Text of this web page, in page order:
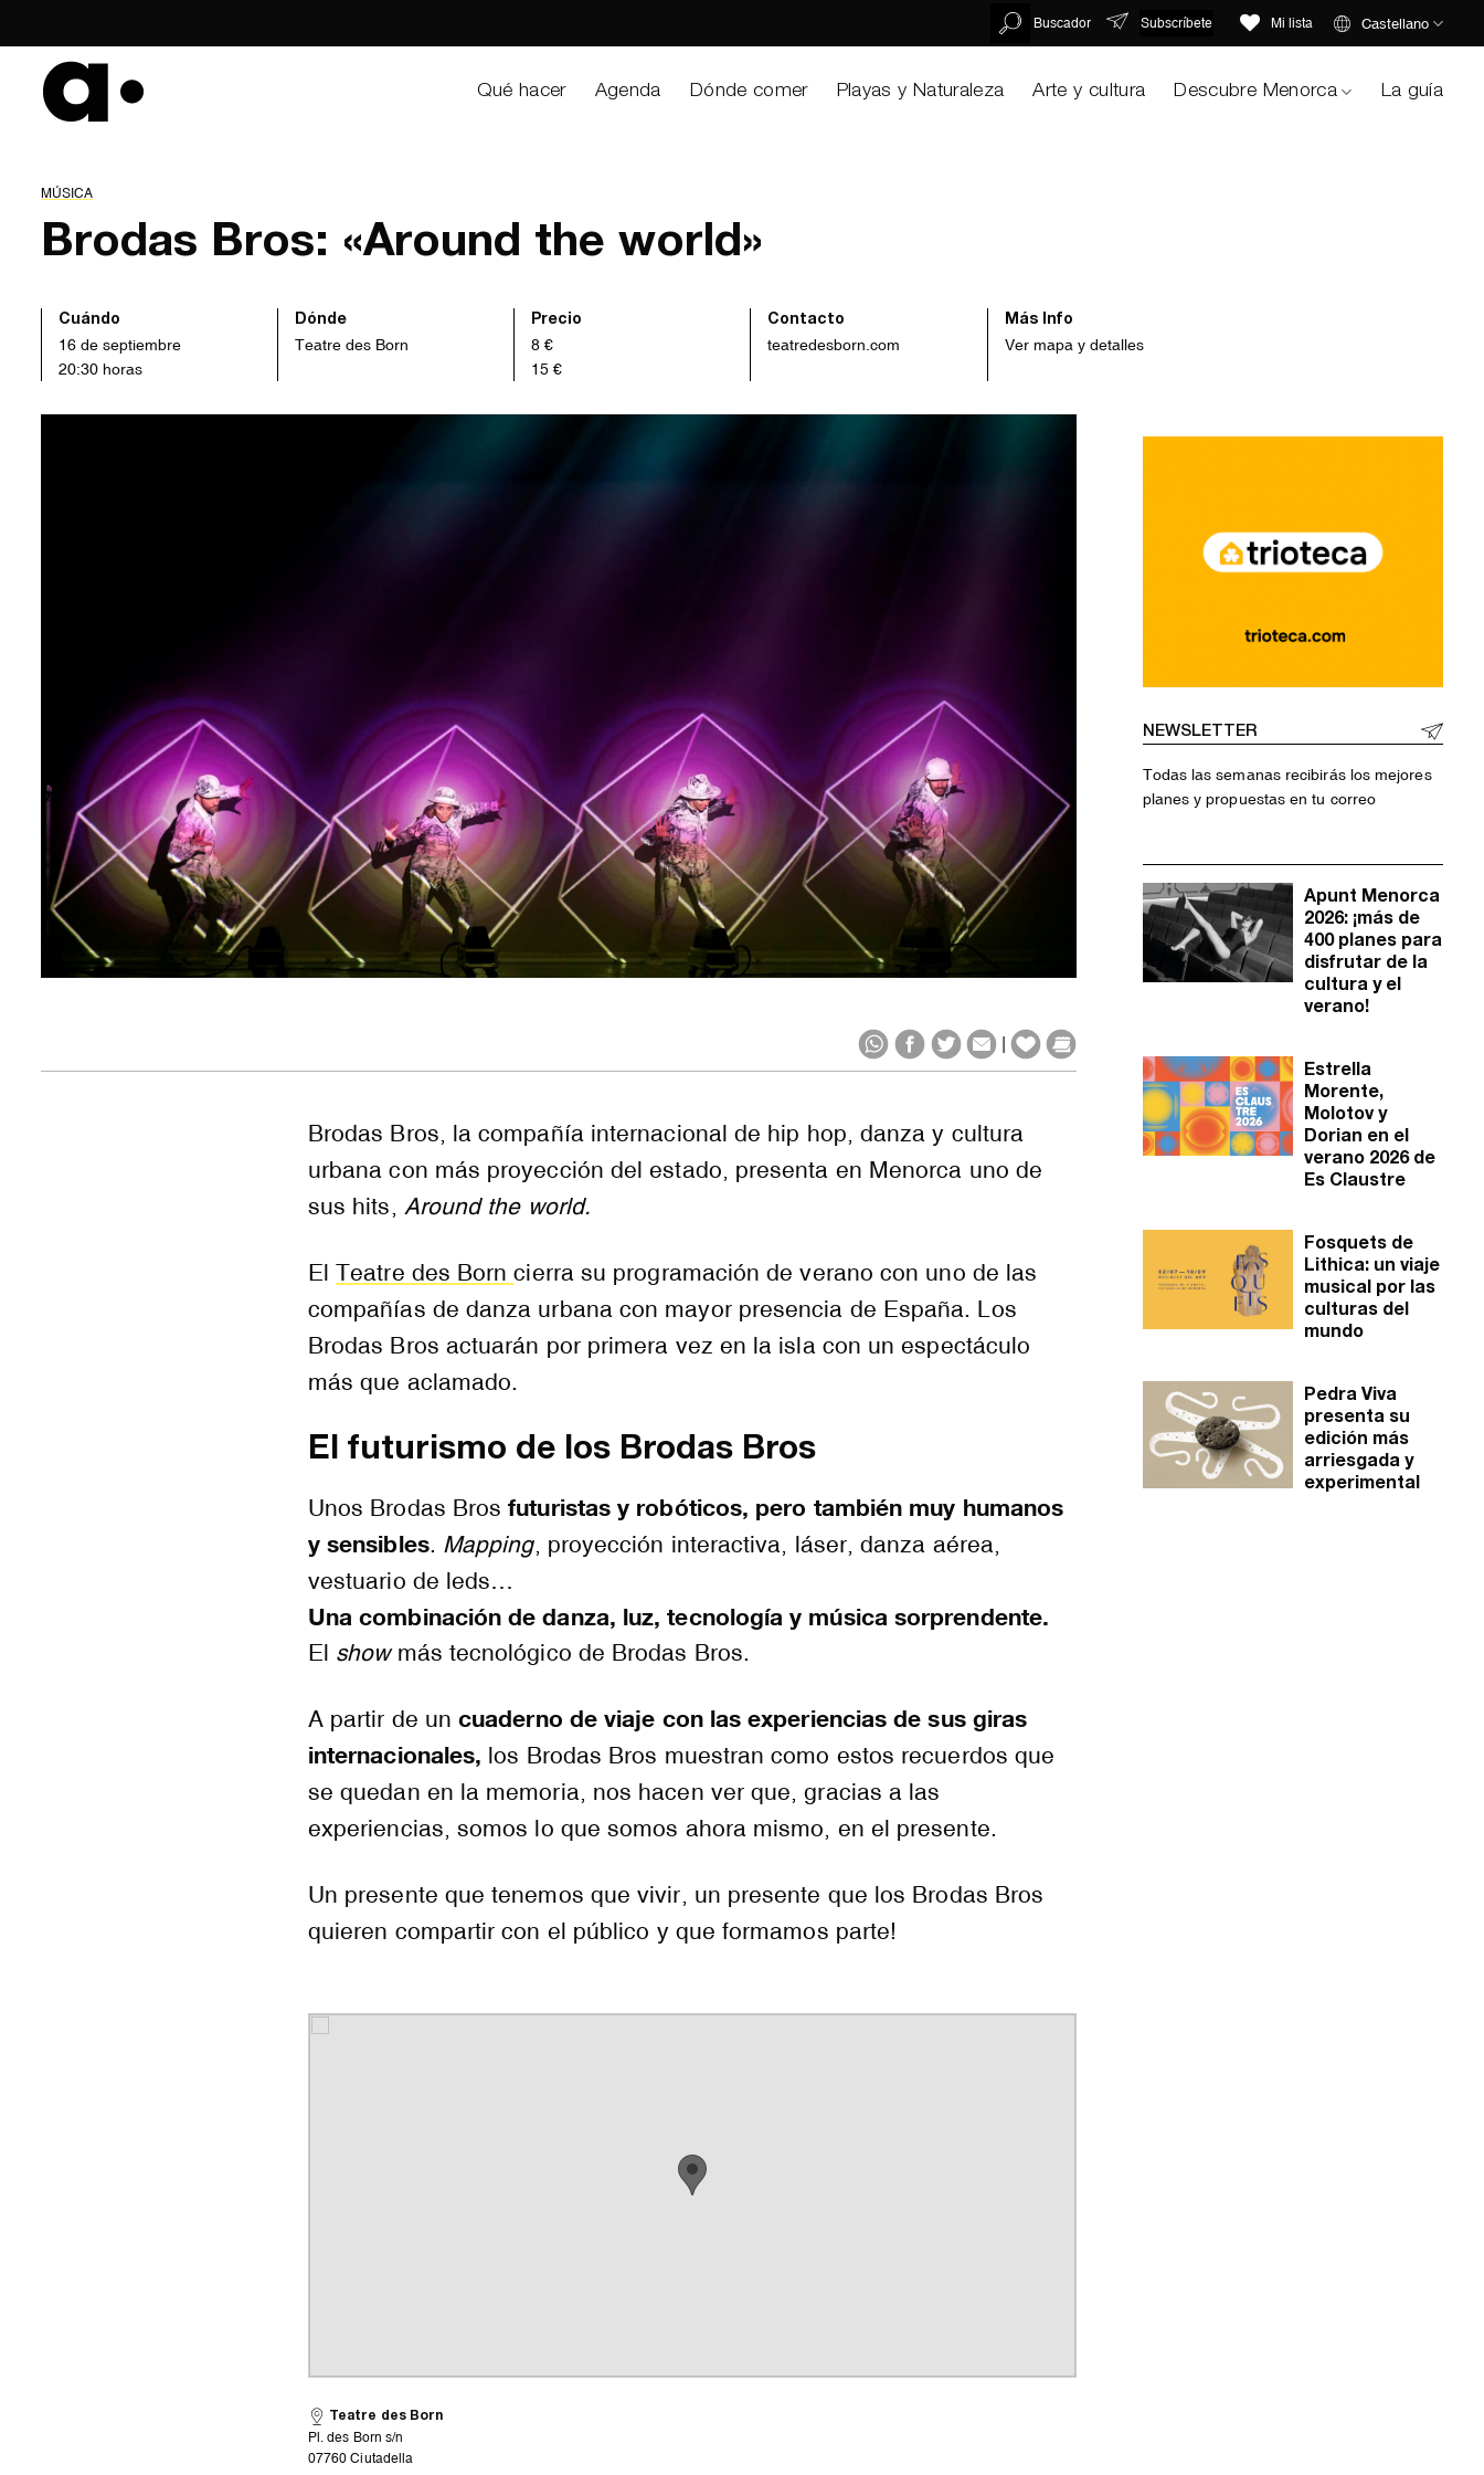
content
Buscador Subscríbete Mi lista Castellano
Qué hacer Agenda Dónde comer Playas y Naturaleza Arte y cultura Descubre Menorca La guía
MÚSICA
Brodas Bros: «Around the world»
Cuándo
16 de septiembre
20:30 horas
Dónde
Teatre des Born
Precio
8 €
15 €
Contacto
teatredesborn.com
Más Info
Ver mapa y detalles
|
Brodas Bros, la compañía internacional de hip hop, danza y cultura
urbana con más proyección del estado, presenta en Menorca uno de
sus hits, Around the world.
ElTeatre des Borncierra su programación de verano con uno de las
compañías de danza urbana con mayor presencia de España. Los
Brodas Bros actuarán por primera vez en la isla con un espectáculo
más que aclamado.
El futurismo de los Brodas Bros
Unos Brodas Brosfuturistas y robóticos, pero también muy humanos
y sensibles. Mapping, proyección interactiva, láser, danza aérea,
vestuario de leds…
Una combinación de danza, luz, tecnología y música sorprendente.
El showmás tecnológico de Brodas Bros.
A partir de uncuaderno de viaje con las experiencias de sus giras
internacionales, los Brodas Bros muestran como estos recuerdos que
se quedan en la memoria, nos hacen ver que, gracias a las
experiencias, somos lo que somos ahora mismo, en el presente.
Un presente que tenemos que vivir, un presente que los Brodas Bros
quieren compartir con el público y que formamos parte!
Teatre des Born
Pl. des Born s/n
07760 Ciutadella
NEWSLETTER
Todas las semanas recibirás los mejores
planes y propuestas en tu correo
Apunt Menorca
2026: ¡más de
400 planes para
disfrutar de la
cultura y el
verano!
Estrella
Morente,
Molotov y
Dorian en el
verano 2026 de
Es Claustre
Fosquets de
Lithica: un viaje
musical por las
culturas del
mundo
Pedra Viva
presenta su
edición más
arriesgada y
experimental